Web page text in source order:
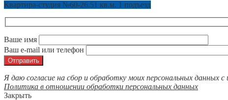
Квартира-студия №60-26.51 кв.м. 1 подъезд
Ваше имя
Ваш e-mail или телефон
Я даю согласие на сбор и обработку моих персональных данных
Политика в отношении обработки персональных данных
Закрыть